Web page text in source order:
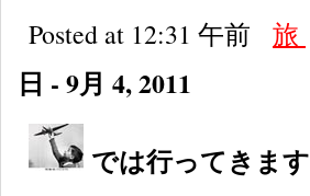
Posted at 12:31 午前 旅
日 - 9月 4, 2011
では行ってきます